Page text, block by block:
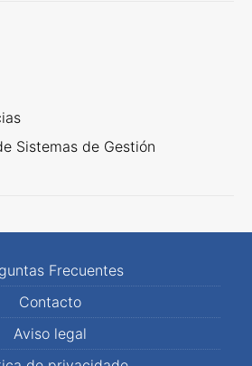
Sistemas de Gestión
Frecuentes
Contacto
Aviso legal